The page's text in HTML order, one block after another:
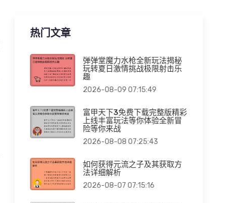
热门文章
弹弹堂魔力水枪全新玩法揭秘
玩转夏日激情挑战极限射击乐
趣
2026-08-09 07:15:49
富甲天下3免费下载完整版精彩
上线丰富玩法等你体验全新冒
险等你来战
2026-08-08 07:25:43
如何获得元流之子及其获取方
法详细解析
2026-08-07 07:15:16